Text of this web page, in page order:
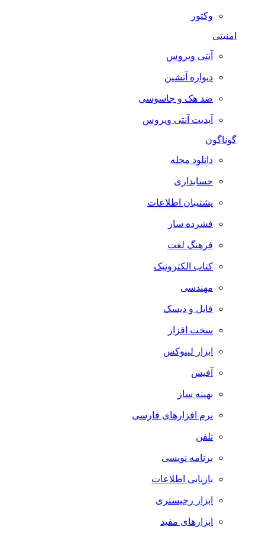
وکتور
امنیتی
آنتی ویروس
دیواره آتشین
ضد هک و جاسوسی
آپدیت آنتی ویروس
گوناگون
دانلود مجله
حسابداری
پشتیبان اطلاعات
فشرده ساز
فرهنگ لغت
کتاب الکترونیک
مهندسی
فایل و دیسک
سخت افزار
ابزار لینوکس
آفیس
بهینه ساز
نرم افزارهای فارسی
تلفن
برنامه نویسی
بازیابی اطلاعات
ابزار رجیستری
ابزارهای مفید